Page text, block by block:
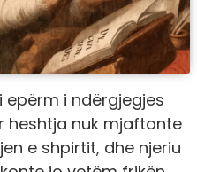
i ndërgjegjes
heshtja nuk mjaftonte
e shpirtit, dhe njeriu